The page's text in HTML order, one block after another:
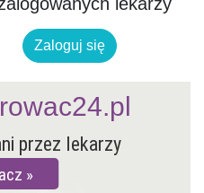
Zaloguj się
przez lekarzy